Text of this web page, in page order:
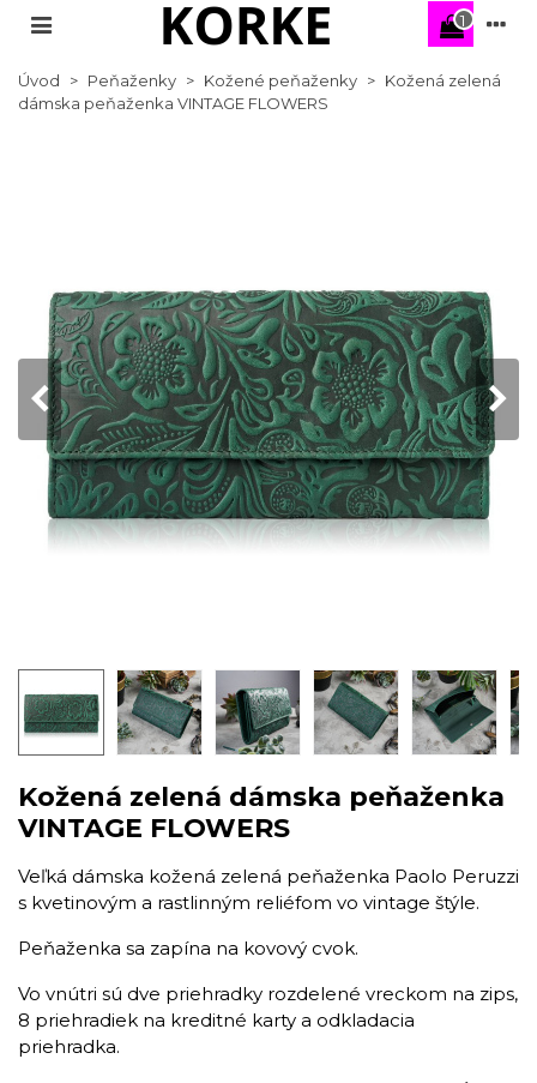
1
Úvod > Peňaženky > Kožené peňaženky > Kožená zelená
dámska peňaženka VINTAGE FLOWERS
Kožená zelená dámska peňaženka
VINTAGE FLOWERS
​Veľká dámska kožená zelená peňaženka Paolo Peruzzi
s kvetinovým a rastlinným reliéfom vo vintage štýle.
Peňaženka sa zapína na kovový cvok.
Vo vnútri sú dve priehradky rozdelené vreckom na zips,
8 priehradiek na kreditné karty a odkladacia
priehradka.